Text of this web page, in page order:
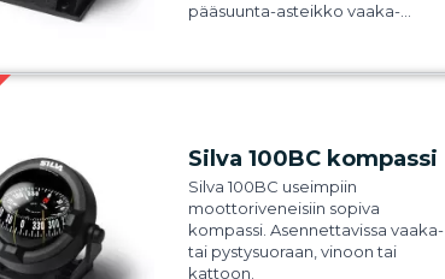
pääsuunta-asteikko vaaka-
täydellisesti veneisiin, joissa
helpottaa navigointia pimeässä.
Sisäänrakennetun
kompensaattorin avulla voit
säätää kompassia, jos
magneettinen poikkeama
häiritsee sitä. Mukana on kaksi
Silva 100BC kompassi
Silva 100BC useimpiin
moottoriveneisiin sopiva
kompassi. Asennettavissa vaaka-
tai pystysuoraan, vinoon tai
kattoon.